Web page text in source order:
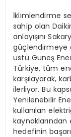
İklimlendirme
sahip olan
anlayışını
güçlendirmeye
üstü Güneş
Türkiye, tüm
karşılayarak,
ilerliyor. Bu
Yenilenebilir
kullanılan
kaynaklarından
hedefinin